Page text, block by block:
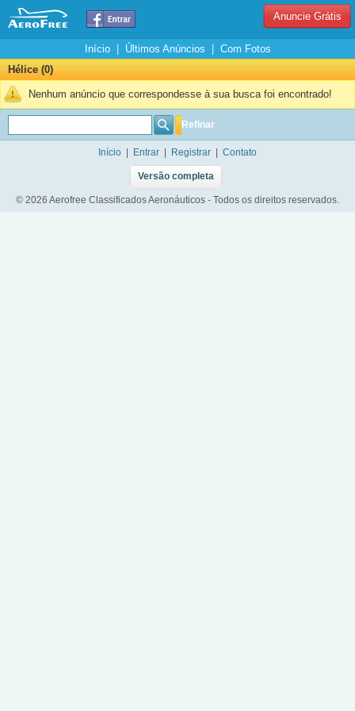
Anuncie Grátis
Início| Últimos Anúncios
Com Fotos
Hélice (0)
Nenhum anúncio que correspondesse à sua busca foi encontrado!
Refinar
Início Entrar Registrar Contato
Versão completa
© 2026 Aerofree Classificados Aeronáuticos - Todos os direitos reservados.